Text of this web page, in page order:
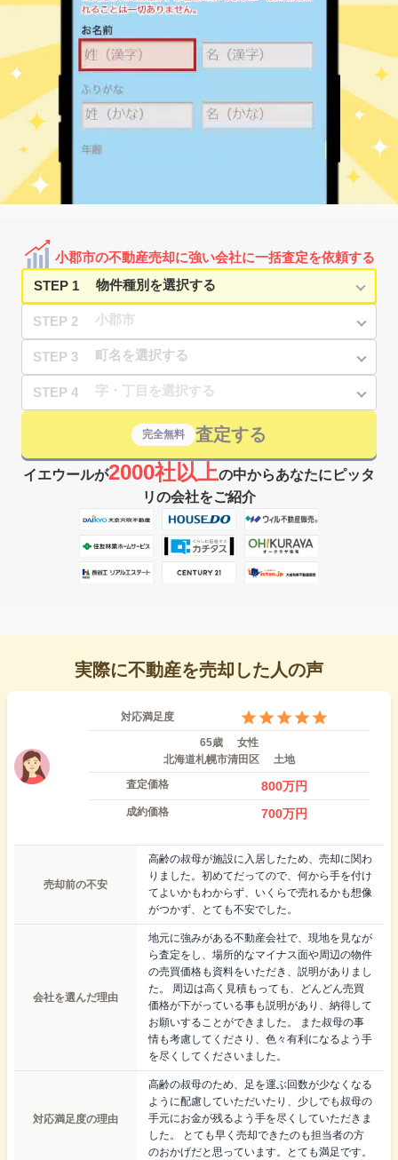
小郡市の不動産売却に強い会社に一括査定を依頼する
STEP 1
STEP 2
STEP 3
STEP 4
完全無料 査定する
イエウールが2000社以上の中からあなたにピッタ
リの会社をご紹介
実際に不動産を売却した人の声
対応満足度
65歳
女性
北海道札幌市清田区
土地
査定価格
800万円
成約価格 700万円
売却前の不安
高齢の叔母が施設に入居したため、売却に関わ
りました。初めてだってので、何から手を付け
てよいかもわからず、いくらで売れるかも想像
がつかず、とても不安でした。
会社を選んだ理由
地元に強みがある不動産会社で、現地を見なが
ら査定をし、場所的なマイナス面や周辺の物件
の売買価格も資料をいただき、説明がありまし
た。 周辺は高く見積もっても、どんどん売買
価格が下がっている事も説明があり、納得して
お願いすることができました。 また叔母の事
情も考慮してくださり、色々有利になるよう手
を尽くしてくださいました。
対応満足度の理由
高齢の叔母のため、足を運ぶ回数が少なくなる
ように配慮していただいたり、少しでも叔母の
手元にお金が残るよう手を尽くしていただきま
した。 とても早く売却できたのも担当者の方
のおかげだと思っています。とても満足です。